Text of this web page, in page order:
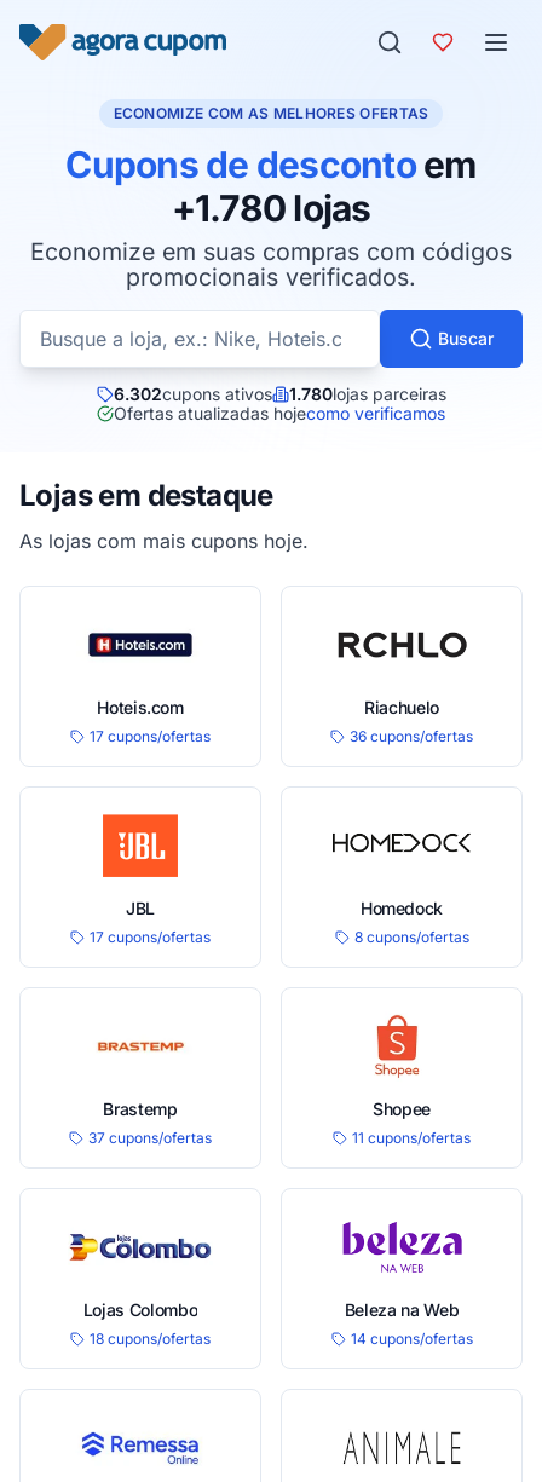
ECONOMIZE COM AS MELHORES OFERTAS
Cupons de descontoem
+1.780 lojas
Economize em suas compras com códigos
promocionais verificados.
Buscar cupons por loja
Buscar
6.302cupons ativos 1.780lojas parceiras
Ofertas atualizadas hojecomo verificamos
Lojas em destaque
As lojas com mais cupons hoje.
Hoteis.com
17 cupons/ofertas
Riachuelo
36 cupons/ofertas
JBL
17 cupons/ofertas
Homedock
8 cupons/ofertas
Brastemp
37 cupons/ofertas
Shopee
11 cupons/ofertas
Lojas Colombo
18 cupons/ofertas
Beleza na Web
14 cupons/ofertas